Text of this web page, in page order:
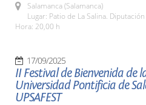
Salamanca (Salamanca)
Lugar: Patio de La Salina. Diputación
Hora: 20,00 h
17/09/2025
II Festival de Bienvenida de
Universidad Pontificia de
UPSAFEST